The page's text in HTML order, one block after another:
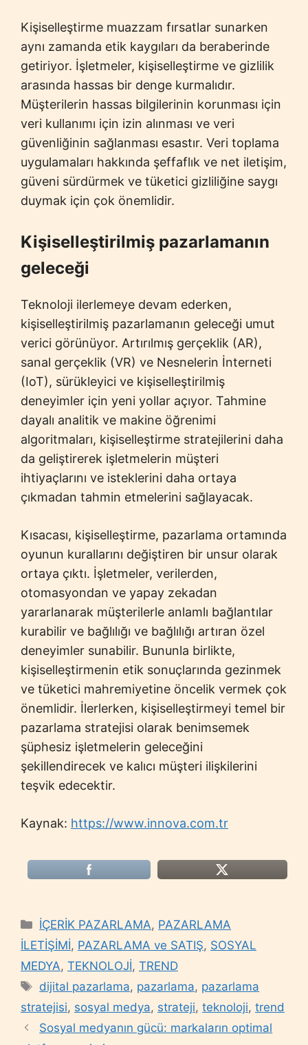
Kişiselleştirme muazzam fırsatlar sunarken
aynı zamanda etik kaygıları da beraberinde
getiriyor. İşletmeler, kişiselleştirme ve gizlilik
arasında hassas bir denge kurmalıdır.
Müşterilerin hassas bilgilerinin korunması için
veri kullanımı için izin alınması ve veri
güvenliğinin sağlanması esastır. Veri toplama
uygulamaları hakkında şeffaflık ve net iletişim,
güveni sürdürmek ve tüketici gizliliğine saygı
duymak için çok önemlidir.
Kişiselleştirilmiş pazarlamanın
geleceği
Teknoloji ilerlemeye devam ederken,
kişiselleştirilmiş pazarlamanın geleceği umut
verici görünüyor. Artırılmış gerçeklik (AR),
sanal gerçeklik (VR) ve Nesnelerin İnterneti
(IoT), sürükleyici ve kişiselleştirilmiş
deneyimler için yeni yollar açıyor. Tahmine
dayalı analitik ve makine öğrenimi
algoritmaları, kişiselleştirme stratejilerini daha
da geliştirerek işletmelerin müşteri
ihtiyaçlarını ve isteklerini daha ortaya
çıkmadan tahmin etmelerini sağlayacak.
Kısacası, kişiselleştirme, pazarlama ortamında
oyunun kurallarını değiştiren bir unsur olarak
ortaya çıktı. İşletmeler, verilerden,
otomasyondan ve yapay zekadan
yararlanarak müşterilerle anlamlı bağlantılar
kurabilir ve bağlılığı ve bağlılığı artıran özel
deneyimler sunabilir. Bununla birlikte,
kişiselleştirmenin etik sonuçlarında gezinmek
ve tüketici mahremiyetine öncelik vermek çok
önemlidir. İlerlerken, kişiselleştirmeyi temel bir
pazarlama stratejisi olarak benimsemek
şüphesiz işletmelerin geleceğini
şekillendirecek ve kalıcı müşteri ilişkilerini
teşvik edecektir.
Kaynak: https://www.innova.com.tr
Categories
İÇERİK PAZARLAMA, PAZARLAMA
İLETİŞİMİ, PAZARLAMA ve SATIŞ, SOSYAL
MEDYA, TEKNOLOJİ, TREND
Tags
dijital pazarlama, pazarlama, pazarlama
stratejisi, sosyal medya, strateji, teknoloji, trend
Sosyal medyanın gücü: markaların optimal